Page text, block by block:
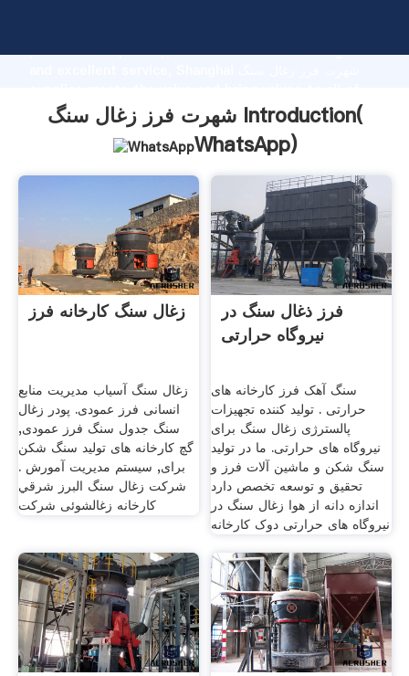
production capability, advanced research strength
customers.
شهرت فرز زغال سنگ Introduction(
WhatsApp)
زغال سنگ کارخانه فرز
زغال سنگ آسیاب مدیریت منابع
انسانی فرز عمودی. پودر زغال
سنگ جدول سنگ فرز عمودی,
گچ کارخانه های تولید سنگ شکن
برای, سیستم مدیریت آمورش .
شرکت زغال سنگ البرز شرقي
کارخانه زغالشوئی شرکت
فرز ذغال سنگ در
نیروگاه حرارتی
سنگ آهک فرز کارخانه های
حرارتی . تولید کننده تجهیزات
پالسترژی زغال سنگ برای
نیروگاه های حرارتی. ما در تولید
سنگ شکن و ماشین آلات فرز و
تحقیق و توسعه تخصص دارد
اندازه دانه از هوا زغال سنگ در
نیروگاه های حرارتی دوک کارخانه